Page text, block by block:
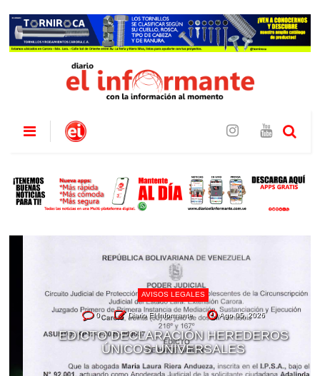
AVISOS LEGALES
0 Diario El Informante Ago 05, 2026
EDICTO DECLARACIÓN HEREDEROS
ÚNICOS UNIVERSALES